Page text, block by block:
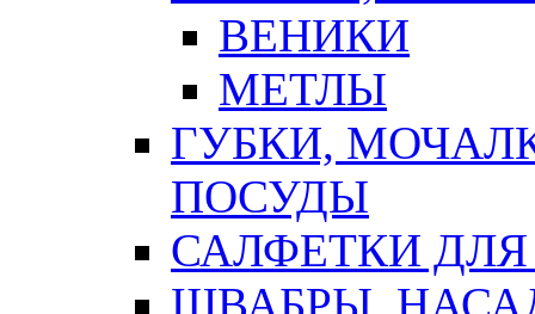
ВЕНИКИ
МЕТЛЫ
ГУБКИ,
ПОСУДЫ
САЛФЕТКИ